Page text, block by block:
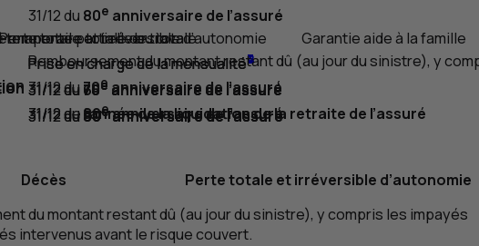
31/12 du 80e anniversaire de l’assuré
totale et irréversible d’autonomie
Prise en charge de la mensualité2
31/12 du65e anniversaire de l’assuré
31/12 de l’année de la liquidation de la retraite de l’assuré
temporaire totale de travail
Prise en charge de la mensualité3
31/12 du70e anniversaire de l’assuré
31/12 du80eanniversaire de l’assuré
partielle ou totale
Prise en charge de la mensualité4
31/12 du70e anniversaire de l’assuré
31/12 du80eanniversaire de l’assuré
Garantie aide à la famille
Remboursement du montant restant dû (au jour du sinistre), y
31/12 du70e anniversaire de l’assuré
31/12 du80eanniversaire de l’assuré
Décès Perte totale et irréversible d’autonomie
du montant restant dû (au jour du sinistre), y compris les impayés
intervenus avant le risque couvert.